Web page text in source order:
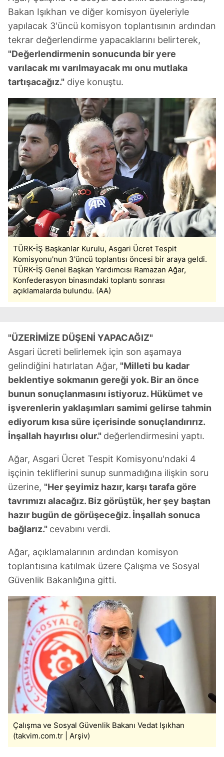
Bakan Işıkhan ve diğer komisyon üyeleriyle
yapılacak 3'üncü komisyon toplantısının ardından
tekrar değerlendirme yapacaklarını belirterek,
"Değerlendirmenin sonucunda bir yere
varılacak mı varılmayacak mı onu mutlaka
tartışacağız." diye konuştu.
TÜRK-İŞ Başkanlar Kurulu, Asgari Ücret Tespit
Komisyonu'nun 3'üncü toplantısı öncesi bir araya geldi.
TÜRK-İŞ Genel Başkan Yardımcısı Ramazan Ağar,
Konfederasyon binasındaki toplantı sonrası
açıklamalarda bulundu. (AA)
"ÜZERİMİZE DÜŞENİ YAPACAĞIZ"
Asgari ücreti belirlemek için son aşamaya
gelindiğini hatırlatan Ağar, "Milleti bu kadar
beklentiye sokmanın gereği yok. Bir an önce
bunun sonuçlanmasını istiyoruz. Hükümet ve
işverenlerin yaklaşımları samimi gelirse tahmin
ediyorum kısa süre içerisinde sonuçlandırırız.
İnşallah hayırlısı olur." değerlendirmesini yaptı.
Ağar, Asgari Ücret Tespit Komisyonu'ndaki 4
işçinin tekliflerini sunup sunmadığına ilişkin soru
üzerine, "Her şeyimiz hazır, karşı tarafa göre
tavrımızı alacağız. Biz görüştük, her şey baştan
hazır bugün de görüşeceğiz. İnşallah sonuca
bağlarız." cevabını verdi.
Ağar, açıklamalarının ardından komisyon
toplantısına katılmak üzere Çalışma ve Sosyal
Güvenlik Bakanlığına gitti.
Çalışma ve Sosyal Güvenlik Bakanı Vedat Işıkhan
(takvim.com.tr | Arşiv)